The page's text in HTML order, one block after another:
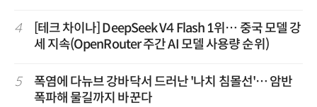
4
[테크 차이나] DeepSeek V4 Flash 1위… 중국 모델 강
세 지속(OpenRouter 주간 AI 모델 사용량 순위)
5
폭염에 다뉴브 강바닥서 드러난 '나치 침몰선'… 암반
폭파해 물길까지 바꾼다